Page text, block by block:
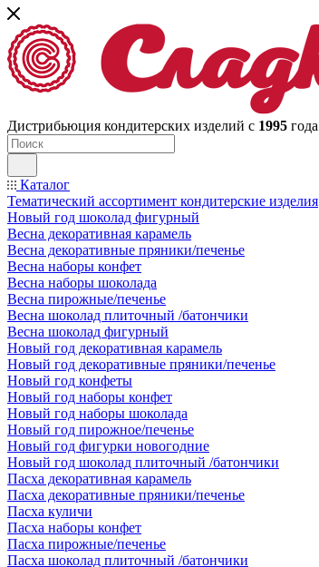
Дистрибьюция кондитерских изделий с 1995 года
Каталог
Тематический ассортимент кондитерские изделия
Новый год шоколад фигурный
Весна декоративная карамель
Весна декоративные пряники/печенье
Весна наборы конфет
Весна наборы шоколада
Весна пирожные/печенье
Весна шоколад плиточный /батончики
Весна шоколад фигурный
Новый год декоративная карамель
Новый год декоративные пряники/печенье
Новый год конфеты
Новый год наборы конфет
Новый год наборы шоколада
Новый год пирожное/печенье
Новый год фигурки новогодние
Новый год шоколад плиточный /батончики
Пасха декоративная карамель
Пасха декоративные пряники/печенье
Пасха куличи
Пасха наборы конфет
Пасха пирожные/печенье
Пасха шоколад плиточный /батончики